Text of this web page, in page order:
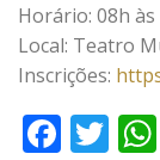
Horário: 08h às
Local: Teatro
Inscrições: